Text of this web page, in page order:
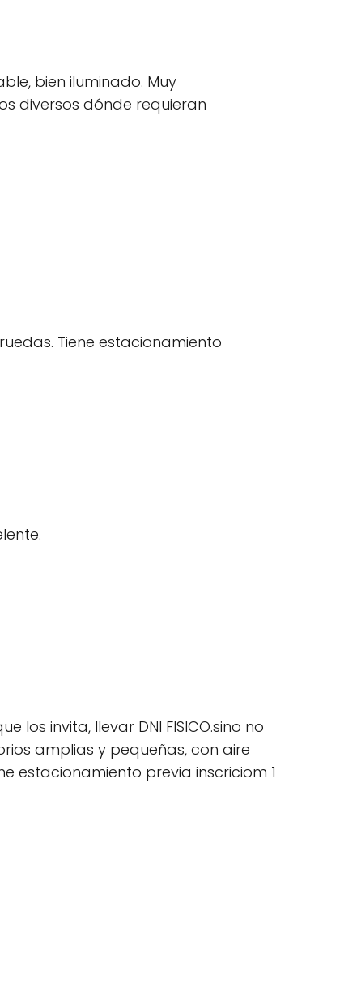
bien iluminado. Muy
diversos dónde requieran
Tiene estacionamiento
invita, llevar DNI FISICO.sino no
amplias y pequeñas, con aire
estacionamiento previa inscriciom 1